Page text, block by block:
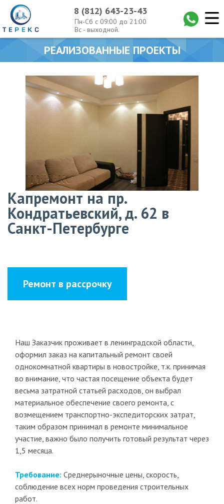
8 (812) 643-23-43
Пн-Сб с 09:00 до 21:00
Вс - выходной.
РЕАЛИЗОВАННЫЕ ПРОЕКТЫ
Капремонт на пр.
Кондратьевский, д. 62 в
Санкт-Петербурге
Ремонт в рассрочку
Наш Заказчик проживает в ленинградской области,
оформил заказ на капитальный ремонт своей
однокомнатной квартиры в новостройке, т.к. принимая
во внимание, что частая посещение объекта будет
весьма затратной статьей расходов, он выбрал
материальное обеспечение своего ремонта, с
возмещением транспортно-экспедиторских затрат,
таким образом принимал в ремонте минимальное
участие, важно было получить готовый результат через
1,5 месяца.
Требование: Среднерыночные цены, скорость,
соблюдение всех норм проведения строительных
работ.